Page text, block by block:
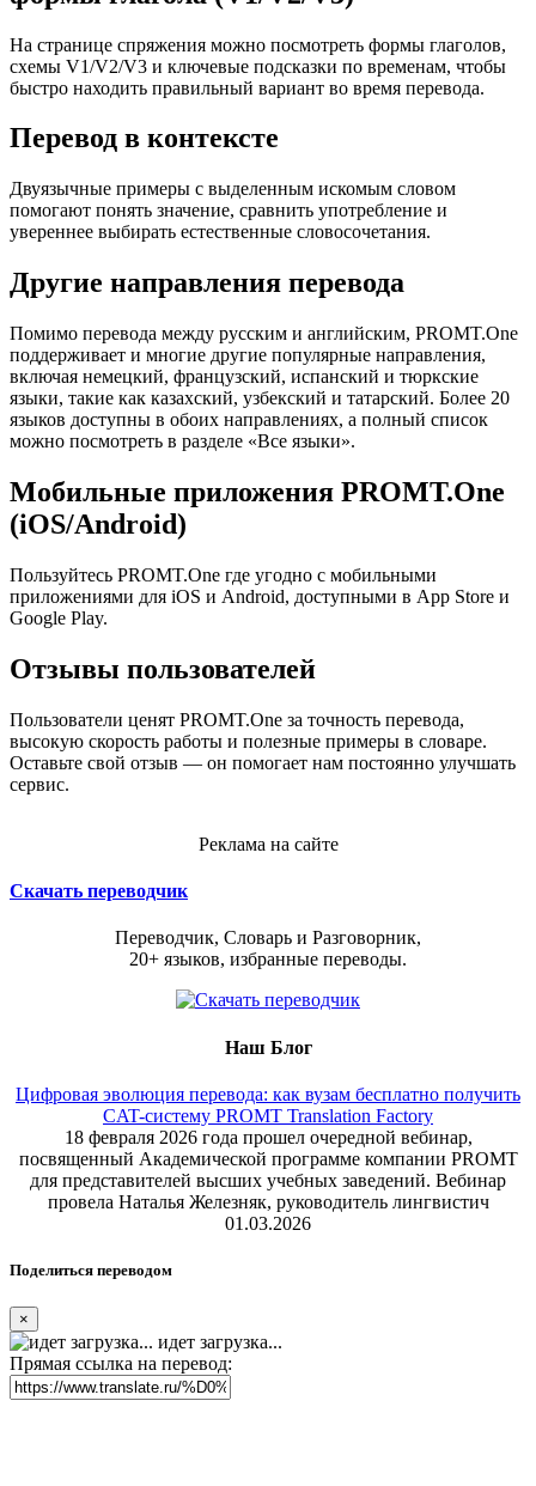
На странице спряжения можно посмотреть формы глаголов,
схемы V1/V2/V3 и ключевые подсказки по временам, чтобы
быстро находить правильный вариант во время перевода.
Перевод в контексте
Двуязычные примеры с выделенным искомым словом
помогают понять значение, сравнить употребление и
увереннее выбирать естественные словосочетания.
Другие направления перевода
Помимо перевода между русским и английским, PROMT.One
поддерживает и многие другие популярные направления,
включая немецкий, французский, испанский и тюркские
языки, такие как казахский, узбекский и татарский. Более 20
языков доступны в обоих направлениях, а полный список
можно посмотреть в разделе «Все языки».
Мобильные приложения PROMT.One
(iOS/Android)
Пользуйтесь PROMT.One где угодно с мобильными
приложениями для iOS и Android, доступными в App Store и
Google Play.
Отзывы пользователей
Пользователи ценят PROMT.One за точность перевода,
высокую скорость работы и полезные примеры в словаре.
Оставьте свой отзыв — он помогает нам постоянно улучшать
сервис.
Реклама на сайте
Скачать переводчик
Переводчик, Словарь и Разговорник,
20+ языков, избранные переводы.
Наш Блог
Цифровая эволюция перевода: как вузам бесплатно получить
CAT-систему PROMT Translation Factory
18 февраля 2026 года прошел очередной вебинар,
посвященный Академической программе компании PROMT
для представителей высших учебных заведений. Вебинар
провела Наталья Железняк, руководитель лингвистич
01.03.2026
Поделиться переводом
×
идет загрузка...
Прямая ссылка на перевод: